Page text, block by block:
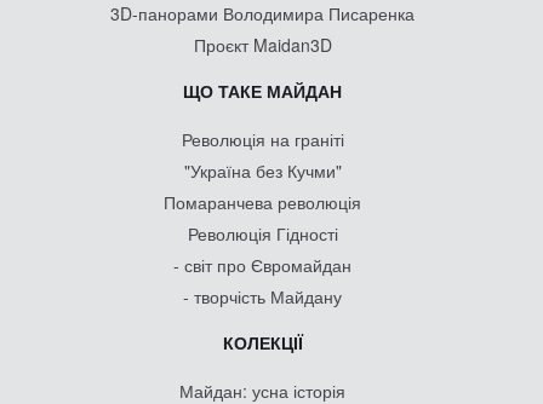
3D-панорами Володимира Писаренка
Проєкт Maidan3D
ЩО ТАКЕ МАЙДАН
Революція на граніті
"Україна без Кучми"
Помаранчева революція
Революція Гідності
- світ про Євромайдан
- творчість Майдану
КОЛЕКЦІЇ
Майдан: усна історія